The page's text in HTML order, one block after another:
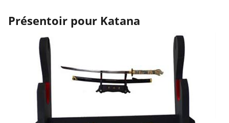
Présentoir pour Katana